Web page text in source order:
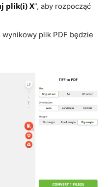
plik(i) X”, aby rozpocząć
plik PDF będzie